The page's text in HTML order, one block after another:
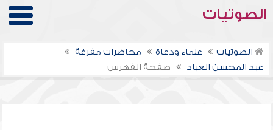
الصوتيات
الصوتيات علماء ودعاة
محاضرات مفرغة
عبد المحسن العباد
صفحة الفهرس